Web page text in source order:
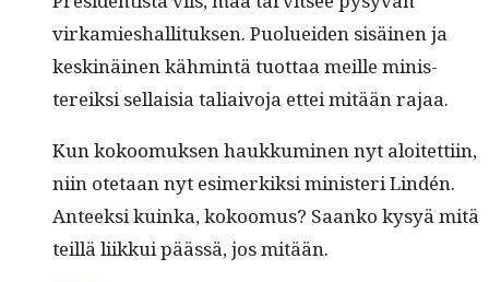
virkamieshal­li­tuk­sen. Puoluei­den sisäi­nen ja
keskinäi­nen käh­mintä tuot­taa meille min­is­
tereik­si sel­l­aisia tal­i­aivo­ja ettei mitään rajaa.
Kun kokoomuk­sen haukku­mi­nen nyt aloitet­ti­in,
niin ote­taan nyt esimerkik­si min­is­teri Lindén.
Anteek­si kuin­ka, kokoomus? Saanko kysyä mitä
teil­lä liikkui päässä, jos mitään.